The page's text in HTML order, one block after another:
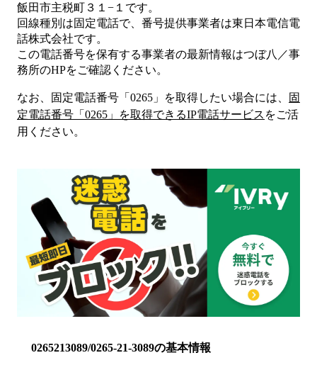
飯田市主税町３１−１ です。
回線種別は固定電話で、番号提供事業者は東日本電信電
話株式会社です。
この電話番号を保有する事業者の最新情報はつぼ八／事
務所のHPをご確認ください。
なお、固定電話番号「 0265 」を取得したい場合には、
固
定電話番号「 0265 」を取得できるIP電話サービス をご活
用ください。
0265213089/0265-21-3089の基本情報